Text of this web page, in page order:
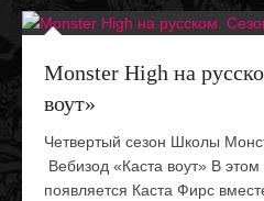
Monster High на
воут»
Четвертый сезон Школы
Вебизод «Каста воут» В
появляется Каста Фирс